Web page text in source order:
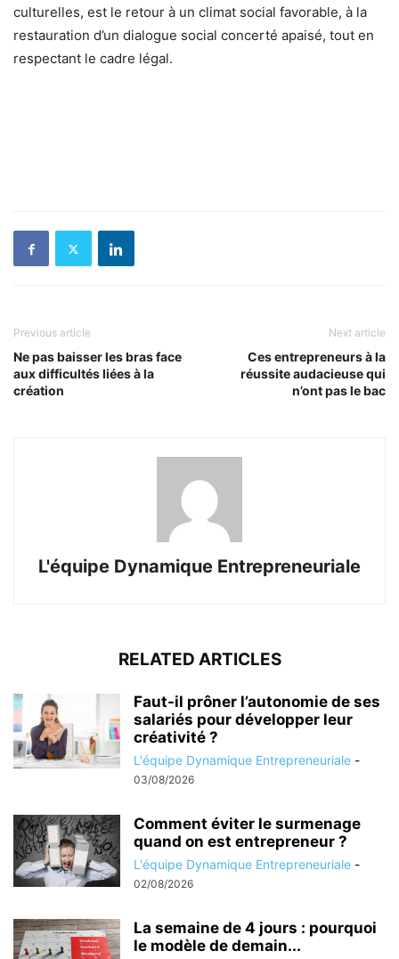
culturelles, est le retour à un climat social favorable, à la
restauration d’un dialogue social concerté apaisé, tout en
respectant le cadre légal.
Previous article
Ne pas baisser les bras face
aux difficultés liées à la
création
Next article
Ces entrepreneurs à la
réussite audacieuse qui
n’ont pas le bac
L'équipe Dynamique Entrepreneuriale
RELATED ARTICLES
Faut-il prôner l’autonomie de ses
salariés pour développer leur
créativité ?
L'équipe Dynamique Entrepreneuriale -
03/08/2026
Comment éviter le surmenage
quand on est entrepreneur ?
L'équipe Dynamique Entrepreneuriale -
02/08/2026
La semaine de 4 jours : pourquoi
le modèle de demain...